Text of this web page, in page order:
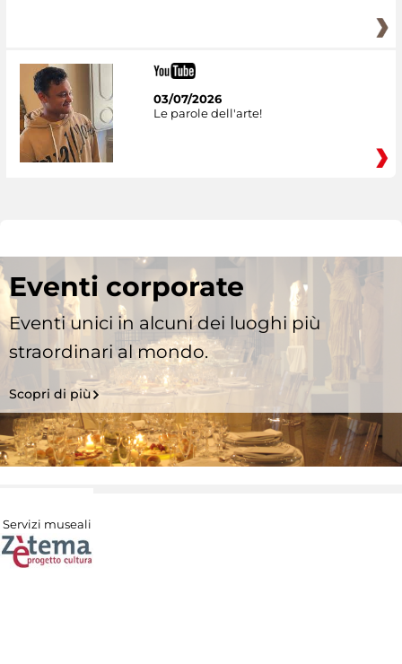
03/07/2026
Le parole dell'arte!
Eventi corporate
Eventi unici in alcuni dei luoghi più
straordinari al mondo.
Scopri di più
Servizi museali